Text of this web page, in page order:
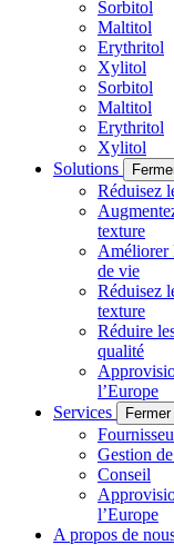
Sorbitol
Maltitol
Erythritol
Xylitol
Sorbitol
Maltitol
Erythritol
Xylitol
Solutions
Réduisez
texture
Améliorer
de vie
Réduisez
texture
Réduire
qualité
l’Europe
Services
Gestion
Conseil
l’Europe
A propos de